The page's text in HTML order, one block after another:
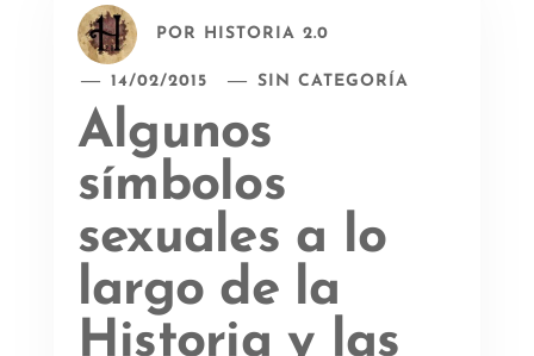
POR HISTORIA 2.0
14/02/2015 SIN CATEGORÍA
Algunos
símbolos
sexuales a lo
largo de la
Historia y las